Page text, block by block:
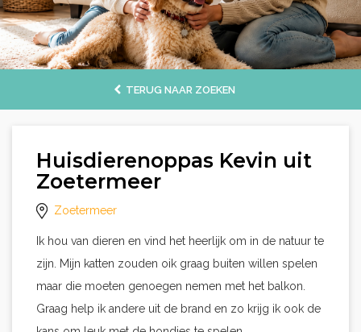
TERUG NAAR ZOEKEN
Huisdierenoppas Kevin uit
Zoetermeer
Zoetermeer
Ik hou van dieren en vind het heerlijk om in de natuur te
zijn. Mijn katten zouden oik graag buiten willen spelen
maar die moeten genoegen nemen met het balkon.
Graag help ik andere uit de brand en zo krijg ik ook de